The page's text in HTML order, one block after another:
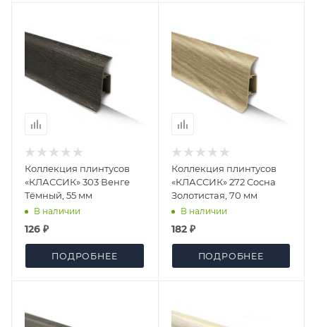
Коллекция плинтусов
«КЛАССИК» 303 Венге
Тёмный, 55 мм
В наличии
126 ₽
ПОДРОБНЕЕ
Коллекция плинтусов
«КЛАССИК» 272 Сосна
Золотистая, 70 мм
В наличии
182 ₽
ПОДРОБНЕЕ